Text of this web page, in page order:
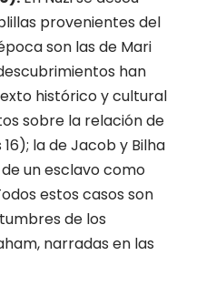
provenientes del
son las de Mari
han
histórico y cultu­ral
sobre la relación de
la de Jacob y Bilha
un esclavo como
estos ca­sos son
de los
narradas en las